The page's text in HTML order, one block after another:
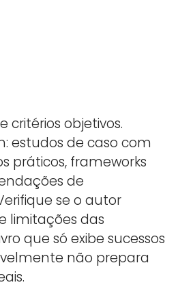
critérios objetivos.
estudos de caso com
práticos, frameworks
de
se o autor
limitações das
que só exibe sucessos
não prepara